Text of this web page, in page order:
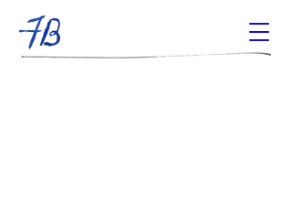
Michée - Quentin Lazzarotto